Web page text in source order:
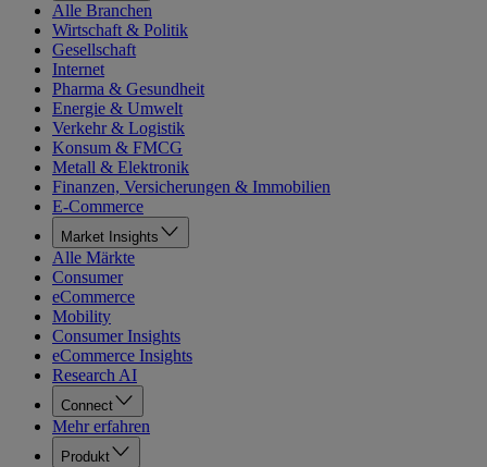
Alle Branchen
Wirtschaft & Politik
Gesellschaft
Internet
Pharma & Gesundheit
Energie & Umwelt
Verkehr & Logistik
Konsum & FMCG
Metall & Elektronik
Finanzen, Versicherungen & Immobilien
E-Commerce
Market Insights
Alle Märkte
Consumer
eCommerce
Mobility
Consumer Insights
eCommerce Insights
Research AI
Connect
Mehr erfahren
Produkt